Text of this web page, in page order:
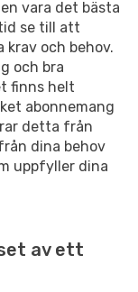
vara det bästa
se till att
och behov.
och bra
finns helt
abonnemang
detta från
dina behov
uppfyller dina
av ett